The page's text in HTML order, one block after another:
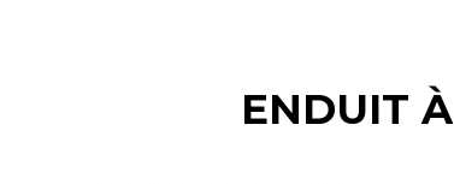
Nous apportons une expertise unique dans les
ENDUIT